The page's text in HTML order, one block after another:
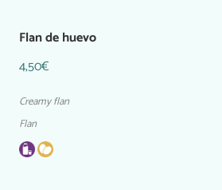
Flan de huevo
4,50€
Creamy flan
Flan